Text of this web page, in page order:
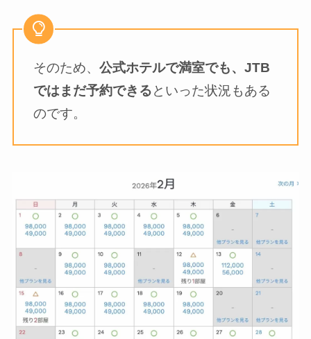
そのため、公式ホテルで満室でも、JTB
ではまだ予約できるといった状況もある
のです。